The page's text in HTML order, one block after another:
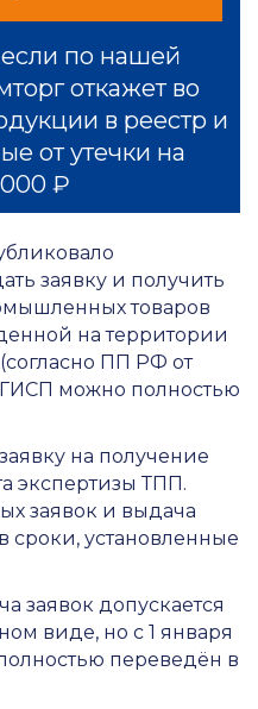
по нашей
откажет во
в реестр и
от утечки на
₽
заявку и получить
товаров
на территории
ПП РФ от
ГИСП можно полностью
на получение
экспертизы ТПП.
заявок и выдача
сроки, установленные
заявок допускается
виде, но с 1 января
переведён в